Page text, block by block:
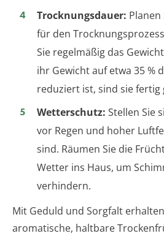
Trocknungsdauer:
für den
Sie regelmäßig das
ihr Gewicht auf etwa 35 %
reduziert ist, sind sie fertig
Wetterschutz: Stellen Sie
vor Regen und hoher
sind. Räumen Sie die
Wetter ins Haus, um
verhindern.
Mit Geduld und Sorgfalt
aromatische, haltbare